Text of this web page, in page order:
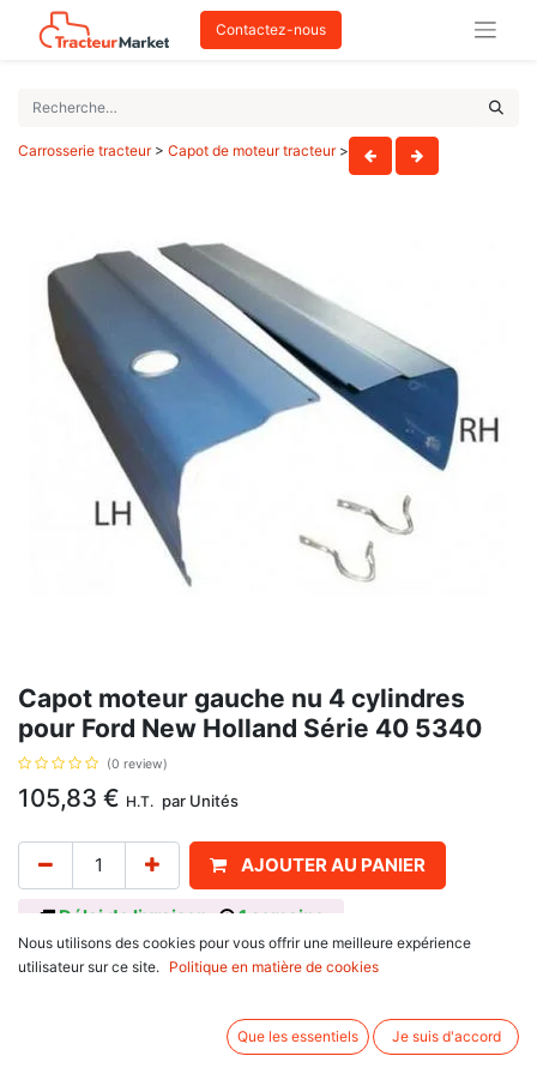
Contactez-nous
Carrosserie tracteur> Capot de moteur tracteur>
Capot moteur gauche nu 4 cylindres
pour Ford New Holland Série 40 5340
(0 review)
105,83 € H.T. par Unités
AJOUTER AU PANIER
Délai de livraison : 1 semaine
Gauche. Référence d'origine : 81817162, C5NN566AF, C7NN16626G. Se
Nous utilisons des cookies pour vous offrir une meilleure expérience
utilisateur sur ce site.
Politique en matière de cookies
Que les essentiels Je suis d'accord